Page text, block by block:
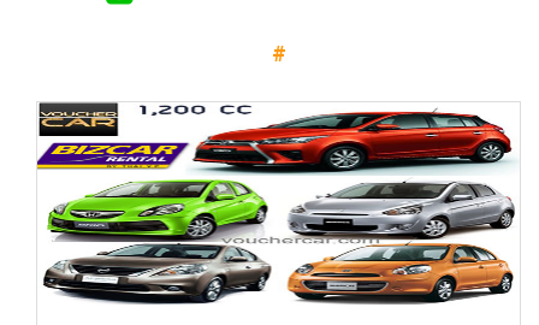
#
รถเช่า ฺBiz Car Rental ระดับ 1200cc ใช้ได้ ทุกวัน